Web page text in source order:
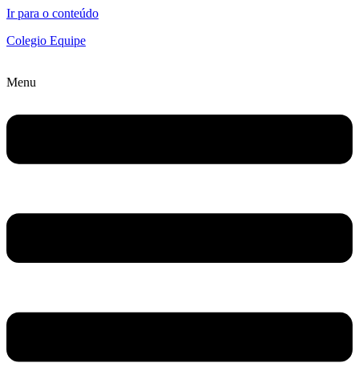
Ir para o conteúdo
Colegio Equipe
Menu